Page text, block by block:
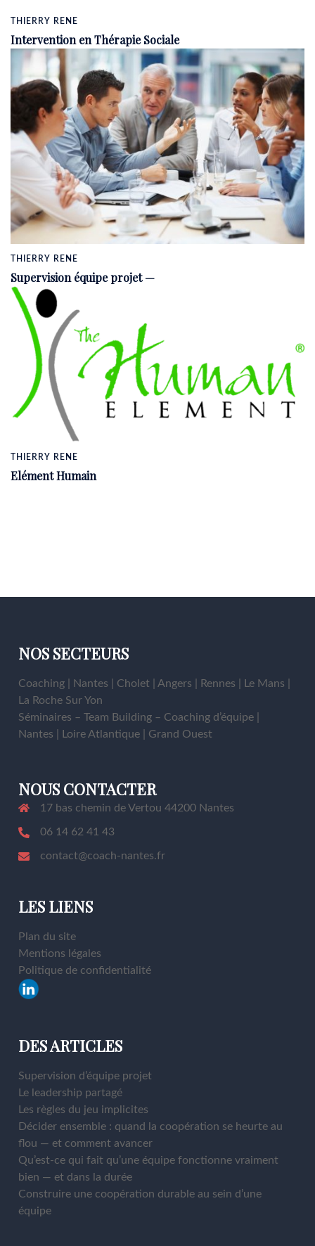
THIERRY RENE
Intervention en Thérapie Sociale
THIERRY RENE
Supervision équipe projet —
THIERRY RENE
Elément Humain
NOS SECTEURS
Coaching | Nantes | Cholet | Angers | Rennes | Le Mans |
La Roche Sur Yon
Séminaires – Team Building – Coaching d’équipe |
Nantes | Loire Atlantique | Grand Ouest
NOUS CONTACTER
17 bas chemin de Vertou 44200 Nantes
06 14 62 41 43
contact@coach-nantes.fr
LES LIENS
Plan du site
Mentions légales
Politique de confidentialité
DES ARTICLES
Supervision d’équipe projet
Le leadership partagé
Les règles du jeu implicites
Décider ensemble : quand la coopération se heurte au
flou — et comment avancer
Qu’est-ce qui fait qu’une équipe fonctionne vraiment
bien — et dans la durée
Construire une coopération durable au sein d’une
équipe